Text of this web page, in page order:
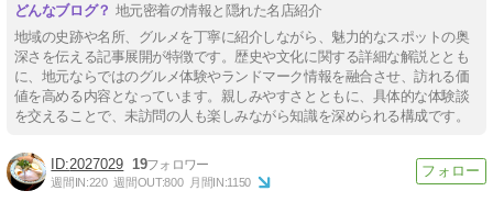
地元密着の情報と隠れた名店紹介
地域の史跡や名所、グルメを丁寧に紹介しながら、魅力的なスポットの奥
深さを伝える記事展開が特徴です。歴史や文化に関する詳細な解説ととも
に、地元ならではのグルメ体験やランドマーク情報を融合させ、訪れる価
値を高める内容となっています。親しみやすさとともに、具体的な体験談
を交えることで、未訪問の人も楽しみながら知識を深められる構成です。
2027029 19
週間IN:220 週間OUT:800 月間IN:1150